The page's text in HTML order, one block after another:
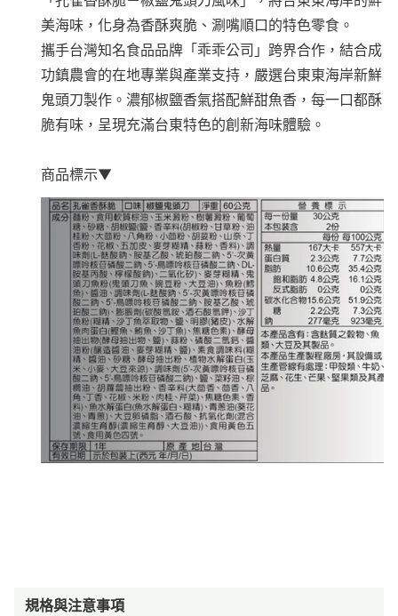
美海味，化身為香酥爽脆、涮嘴順口的特色零食。
攜手台灣知名食品品牌「乖乖公司」跨界合作，結合成
功鎮農會的在地專業與產業支持，嚴選台東東海岸新鮮
鬼頭刀製作。濃郁椒鹽香氣搭配鮮甜魚香，每一口都酥
脆有味，呈現充滿台東特色的創新海味體驗。
商品標示▼
規格與注意事項